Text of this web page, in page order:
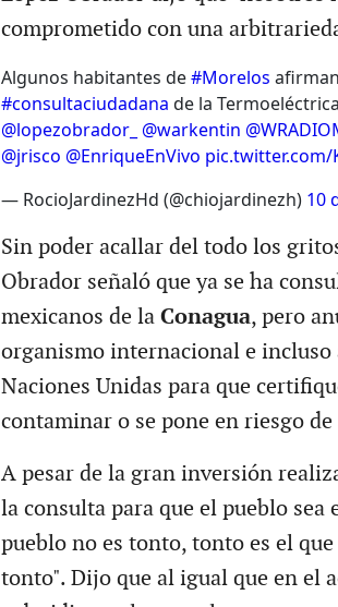
comprometido con una
Algunos habitantes de#Morelos
#consultaciudadana de la
@lopezobrador_ @warkentin
@jrisco @EnriqueEnVivo pic.twitter.com/
— RocioJardinezHd (@chiojardinezh) 10
Sin poder acallar del todo los
Obrador señaló que ya se ha
mexicanos de la Conagua, pero
organismo internacional e incluso
Naciones Unidas para que
contaminar o se pone en riesgo de
A pesar de la gran inversión
la consulta para que el pueblo sea
pueblo no es tonto, tonto es el
tonto". Dijo que al igual que en el